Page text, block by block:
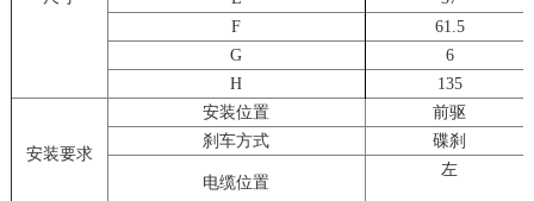
F
61.5
G
6
H
135
安装要求
安装位置
前驱
刹车方式
碟刹
电缆位置
左